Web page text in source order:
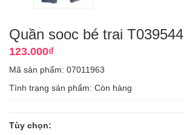
Quần sooc bé trai T039544
123.000₫
Mã sản phẩm: 07011963
Tình trạng sản phẩm: Còn hàng
Tùy chọn: